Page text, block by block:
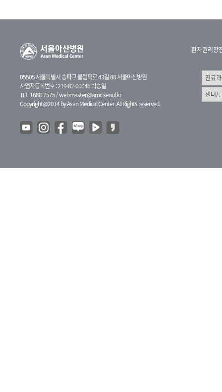
05505 서울특별시 송파구 올림픽로 43길 88 서울아산병원
사업자등록번호 : 219-82-00046 박승일
TEL 1688-7575 /webmaster@amc.seoul.kr
Copyright@2014 by Asan Medical Center. All Rights reserved.
환자권리장